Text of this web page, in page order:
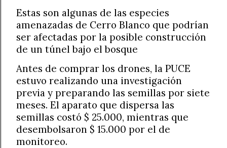
Estas son algunas de las especies
amenazadas de Cerro Blanco que podrían
ser afectadas por la posible construcción
de un túnel bajo el bosque
Antes de comprar los drones, la PUCE
estuvo realizando una investigación
previa y preparando las semillas por siete
meses. El aparato que dispersa las
semillas costó $ 25.000, mientras que
desembolsaron $ 15.000 por el de
monitoreo.